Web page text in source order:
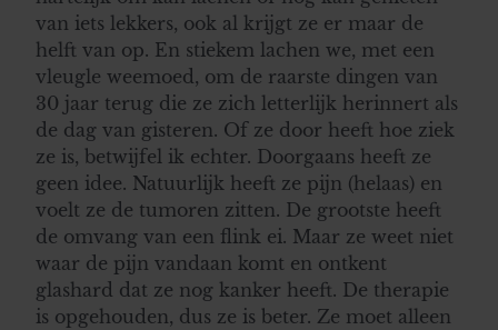
van iets lekkers, ook al krijgt ze er maar de
helft van op. En stiekem lachen we, met een
vleugle weemoed, om de raarste dingen van
30 jaar terug die ze zich letterlijk herinnert als
de dag van gisteren. Of ze door heeft hoe ziek
ze is, betwijfel ik echter. Doorgaans heeft ze
geen idee. Natuurlijk heeft ze pijn (helaas) en
voelt ze de tumoren zitten. De grootste heeft
de omvang van een flink ei. Maar ze weet niet
waar de pijn vandaan komt en ontkent
glashard dat ze nog kanker heeft. De therapie
is opgehouden, dus ze is beter. Ze moet alleen